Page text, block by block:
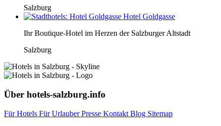
Salzburg
Hotel Goldgasse
Ihr Boutique-Hotel im Herzen der Salzburger Altstadt
Salzburg
Über hotels-salzburg.info
Für Hotels Für UrlauberPresse Kontakt Blog Sitemap